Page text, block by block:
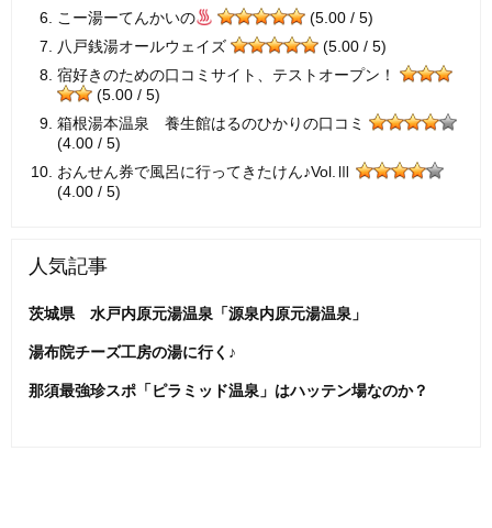
こー湯ーてんかいの
(5.00 / 5)
八戸銭湯オールウェイズ
(5.00 / 5)
宿好きのための口コミサイト、テストオープン！
(5.00 / 5)
箱根湯本温泉 養生館はるのひかりの口コミ
(4.00 / 5)
おんせん券で風呂に行ってきたけん♪Vol.Ⅲ
(4.00 / 5)
人気記事
茨城県 水戸内原元湯温泉「源泉内原元湯温泉」
湯布院チーズ工房の湯に行く♪
那須最強珍スポ「ピラミッド温泉」はハッテン場なのか？